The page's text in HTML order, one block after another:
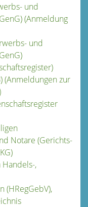
und
(Anmeldung
und
(Anmeldungen zur
Notare (Gerichts-
,
(HRegGebV),